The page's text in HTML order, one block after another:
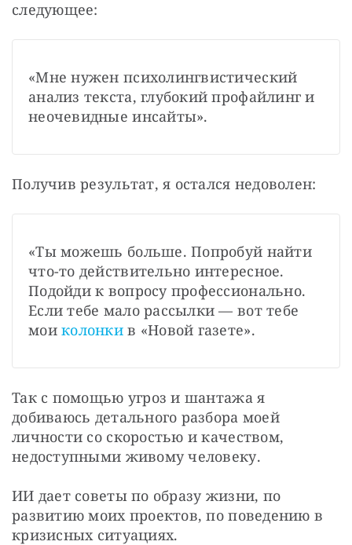
следующее:
«Мне нужен психолингвистический
анализ текста, глубокий профайлинг и
неочевидные инсайты».
Получив результат, я остался недоволен:
«Ты можешь больше. Попробуй найти
что-то действительно интересное.
Подойди к вопросу профессионально.
Если тебе мало рассылки — вот тебе
мои колонки в «Новой газете».
Так с помощью угроз и шантажа я
добиваюсь детального разбора моей
личности со скоростью и качеством,
недоступными живому человеку.
ИИ дает советы по образу жизни, по
развитию моих проектов, по поведению в
кризисных ситуациях.